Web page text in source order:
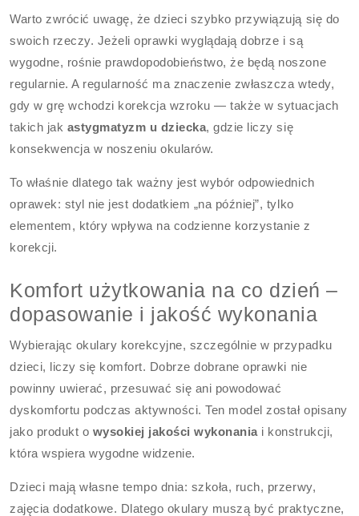
Warto zwrócić uwagę, że dzieci szybko przywiązują się do
swoich rzeczy. Jeżeli oprawki wyglądają dobrze i są
wygodne, rośnie prawdopodobieństwo, że będą noszone
regularnie. A regularność ma znaczenie zwłaszcza wtedy,
gdy w grę wchodzi korekcja wzroku — także w sytuacjach
takich jak astygmatyzm u dziecka, gdzie liczy się
konsekwencja w noszeniu okularów.
To właśnie dlatego tak ważny jest wybór odpowiednich
oprawek: styl nie jest dodatkiem „na później”, tylko
elementem, który wpływa na codzienne korzystanie z
korekcji.
Komfort użytkowania na co dzień –
dopasowanie i jakość wykonania
Wybierając okulary korekcyjne, szczególnie w przypadku
dzieci, liczy się komfort. Dobrze dobrane oprawki nie
powinny uwierać, przesuwać się ani powodować
dyskomfortu podczas aktywności. Ten model został opisany
jako produkt o wysokiej jakości wykonania i konstrukcji,
która wspiera wygodne widzenie.
Dzieci mają własne tempo dnia: szkoła, ruch, przerwy,
zajęcia dodatkowe. Dlatego okulary muszą być praktyczne,